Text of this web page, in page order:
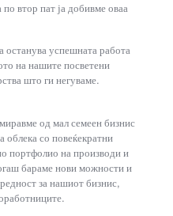
втор пат ја добивме оваа
останува успешната работа
на нашите посветени
што ги негуваме.
од мал семеен бизнис
облека со повеќекратни
портфолио на производи и
бараме нови можности и
за нашиот бизнис,